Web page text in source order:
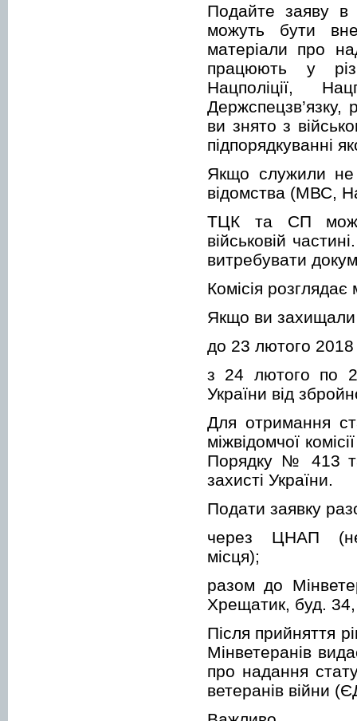
Подайте заяву
можуть бути
матеріали про
працюють у
Нацполіції,
Держспецзв’язку,
ви знято з
підпорядкуванні
Якщо служили не
відомства (МВС,
ТЦК та СП
військовій
витребувати
Комісія
Якщо ви захищали
до 23 лютого 2018
з 24 лютого по
України від
Для отримання
міжвідомчої
Порядку № 413 та
захисті України.
Подати заявку
через ЦНАП
місця);
разом до
Хрещатик, буд.
Після прийняття
Мінветеранів
про надання
ветеранів війни